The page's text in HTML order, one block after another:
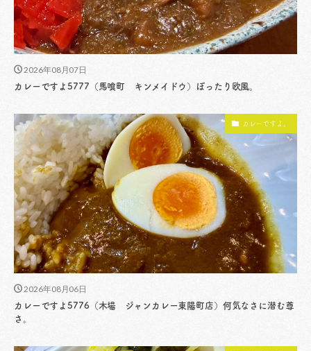
2026年08月07日
カレーですよ5777（馬喰町 キンメイドウ）ぽったり欧風。
カレーですよ。
2026年08月06日
カレーですよ5776（木場 ジャンカレー東陽町店）何気なさに潜む尊
さ。